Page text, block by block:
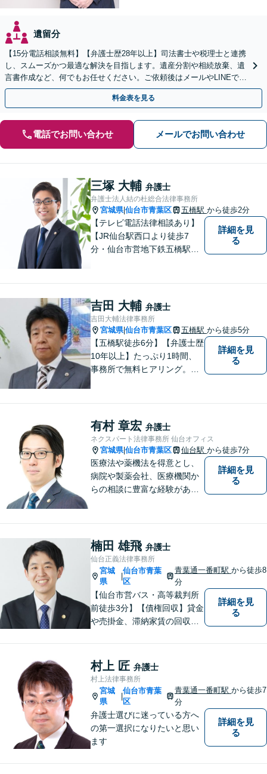
遺留分
【15分電話相談無料】【弁護士歴28年以上】司法書士や税理士と連携
し、スムーズかつ最適な解決を目指します。遺産分割や相続放棄、遺
言書作成など、何でもお任せください。ご依頼後はメールやLINEでの
やり取りも可能です【青葉通一番町駅5分】
料金表を見る
電話でお問い合わせ メールでお問い合わせ
三塚 大輔 弁護士
弁護士法人結の杜総合法律事務所
宮城県|仙台市青葉区 五橋駅 から徒歩2分
【テレビ電話法律相談あり】
【JR仙台駅西口より徒歩7
分・仙台市営地下鉄五橋駅北4
間・土曜相談あり】【明るく
キレイな完全個室相談室】
詳細を見
る
吉田 大輔 弁護士
吉田大輔法律事務所
宮城県|仙台市青葉区 五橋駅 から徒歩5分
【五橋駅徒歩6分】【弁護士歴
10年以上】たっぷり1時間、
事務所で無料ヒアリング。気
の糸口を一緒に探すことを大
切にしています。
詳細を見
る
有村 章宏 弁護士
ネクスパート法律事務所 仙台オフィス
宮城県|仙台市青葉区 仙台駅 から徒歩7分
医療法や薬機法を得意とし、
病院や製薬会社、医療機関か
らの相談に豊富な経験があり
ニケーション力」「リサーチ
力」をフルに用いて、真の救
済を目指します。【分割払い
可】
詳細を見
る
楠田 雄飛 弁護士
仙台正義法律事務所
宮城
県
仙台市青葉
区
青葉通一番町駅から徒歩8
分
【仙台市営バス・高等裁判所
前徒歩3分】【債権回収】貸金
や売掛金、滞納家賃の回収な
倫慰謝料の請求を受けた方の
相談のみ受け付けております
【相続】遺言書作成・相続放
棄・遺産分割・遺留分のご相
談に対応しております
詳細を見
る
村上 匠 弁護士
村上法律事務所
宮城
県
仙台市青葉
区
青葉通一番町駅から徒歩7
分
弁護士選びに迷っている方へ
の第一選択になりたいと思い
ます
詳細を見
る